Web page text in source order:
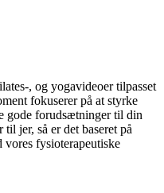
, og yogavideoer tilpasset
fokuserer på at styrke
gode forudsætninger til din
jer, så er det baseret på
vores fysioterapeutiske